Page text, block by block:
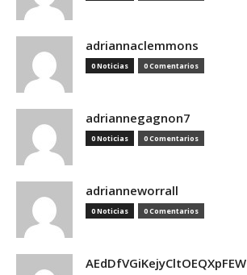
adriannaclemmons
0 Noticias 0 Comentarios
adriannegagnon7
0 Noticias 0 Comentarios
adrianneworrall
0 Noticias 0 Comentarios
AEdDfVGiKejyCltOEQXpFEW